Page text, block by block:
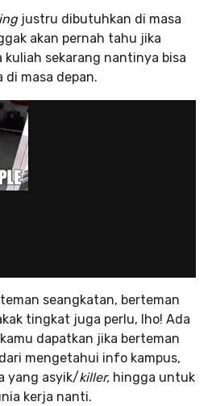
justru dibutuhkan di masa
akan pernah tahu jika
sekarang nantinya bisa
masa depan.
seangkatan, berteman
tingkat juga perlu, lho! Ada
dapatkan jika berteman
mengetahui info kampus,
yang asyik/killer, hingga untuk
kerja nanti.